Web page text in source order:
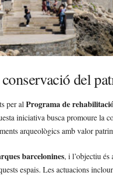
del
per alPrograma de
iniciativa busca promoure la
arqueològics amb valor
barcelonines, i l’objectiu és
espais. Les actuacions